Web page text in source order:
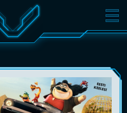
БИЛЕТЫ
КИНОКЛУБ-V
ПОДАРОЧНЫЕ КАРТЫ